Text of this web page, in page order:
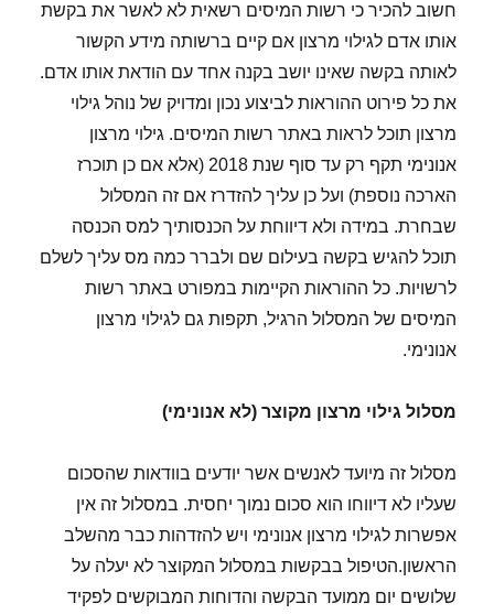
חשוב להכיר כי רשות המיסים רשאית לא לאשר את בקשת
אותו אדם לגילוי מרצון אם קיים ברשותה מידע הקשור
לאותה בקשה שאינו יושב בקנה אחד עם הודאת אותו אדם.
את כל פירוט ההוראות לביצוע נכון ומדויק של נוהל גילוי
מרצון תוכל לראות באתר רשות המיסים. גילוי מרצון
אנונימי תקף רק עד סוף שנת 2018 (אלא אם כן תוכרז
הארכה נוספת) ועל כן עליך להזדרז אם זה המסלול
שבחרת. במידה ולא דיווחת על הכנסותיך למס הכנסה
תוכל להגיש בקשה בעילום שם ולברר כמה מס עליך לשלם
לרשויות. כל ההוראות הקיימות במפורט באתר רשות
המיסים של המסלול הרגיל, תקפות גם לגילוי מרצון
אנונימי.
מסלול גילוי מרצון מקוצר (לא אנונימי)
מסלול זה מיועד לאנשים אשר יודעים בוודאות שהסכום
שעליו לא דיווחו הוא סכום נמוך יחסית. במסלול זה אין
אפשרות לגילוי מרצון אנונימי ויש להזדהות כבר מהשלב
הראשון.הטיפול בבקשות במסלול המקוצר לא יעלה על
שלושים יום ממועד הבקשה והדוחות המבוקשים לפקיד